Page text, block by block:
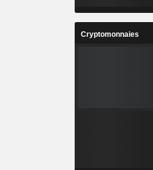
Cryptomonnaies